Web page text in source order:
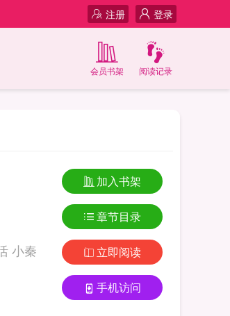
登录
注册
阅读记录
会员书架
加入书架
章节目录
立即阅读
手机访问